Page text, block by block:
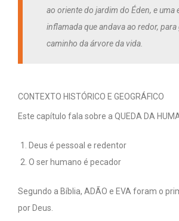
ao oriente do jardim do Éden, e uma
inflamada que andava ao redor, para
caminho da árvore da vida.
CONTEXTO HISTÓRICO E GEOGRÁFICO
Este capítulo fala sobre a QUEDA DA
Deus é pessoal e redentor
O ser humano é pecador
Segundo a Bíblia, ADÃO e EVA foram o
por Deus.